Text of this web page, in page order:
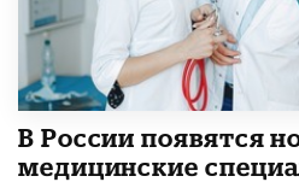
В России появятся
медицинские